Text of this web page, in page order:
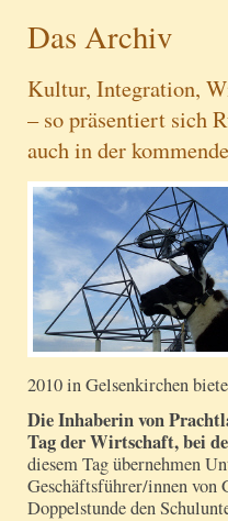
Das Archiv
Kultur, Integration,
– so präsentiert sich
auch in der
2010 in Gelsenkirchen
Die Inhaberin von
Tag der Wirtschaft, bei
diesem Tag übernehmen
Geschäftsführer/innen von
Doppelstunde den